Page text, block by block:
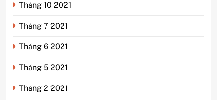
Tháng 10 2021
Tháng 7 2021
Tháng 6 2021
Tháng 5 2021
Tháng 2 2021